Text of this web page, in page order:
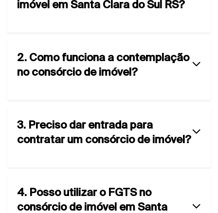
imóvel em Santa Clara do Sul RS?
2. Como funciona a contemplação
no consórcio de imóvel?
3. Preciso dar entrada para
contratar um consórcio de imóvel?
4. Posso utilizar o FGTS no
consórcio de imóvel em Santa